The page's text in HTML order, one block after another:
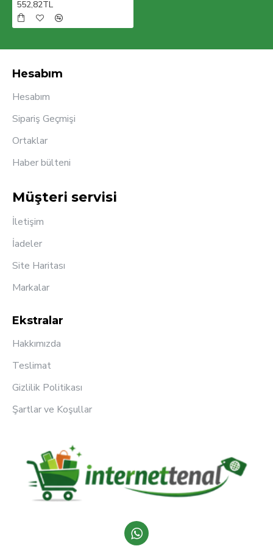
552,82TL
Hesabım
Hesabım
Sipariş Geçmişi
Ortaklar
Haber bülteni
Müşteri servisi
İletişim
İadeler
Site Haritası
Markalar
Ekstralar
Hakkımızda
Teslimat
Gizlilik Politikası
Şartlar ve Koşullar